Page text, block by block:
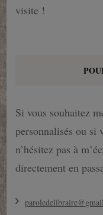
visite !
Si vous souhaitez
personnalisés ou si
n’hésitez pas à
directement en